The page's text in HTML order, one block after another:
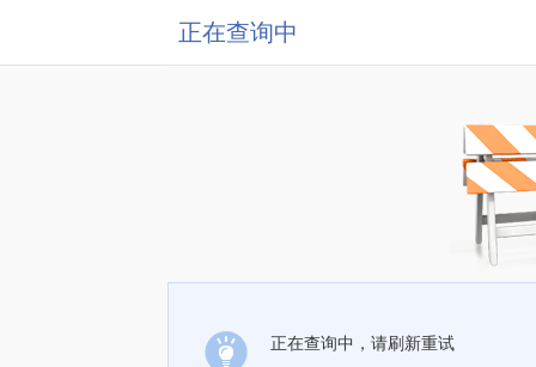
正在查询中
正在查询中，请刷新重试